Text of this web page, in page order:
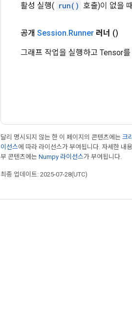
활성 실행( run() 호출)이 없을
공개 Session.Runner 러너 ()
그래프 작업을 실행하고 Tensor
달리 명시되지 않는 한 이 페이지의 콘텐츠에는 크
이선스에 따라 라이선스가 부여됩니다. 자세한 내
부 콘텐츠에는 Numpy 라이선스가 부여됩니다.
최종 업데이트: 2025-07-28(UTC)